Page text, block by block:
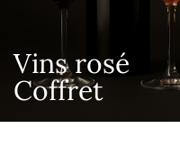
Vins rosé
Coffret